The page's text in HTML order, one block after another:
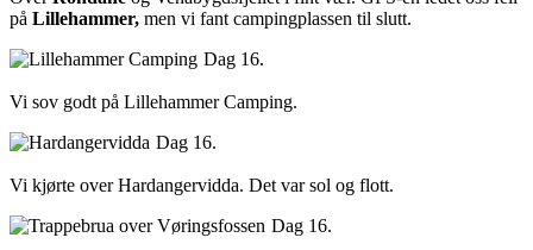
på Lillehammer, men vi fant campingplassen til slutt.
Dag 16.
Vi sov godt på Lillehammer Camping.
Dag 16.
Vi kjørte over Hardangervidda. Det var sol og flott.
Dag 16.